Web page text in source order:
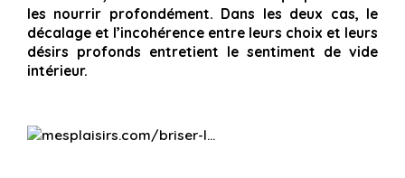
les nourrir profondément. Dans les deux cas, le
décalage et l’incohérence entre leurs choix et leurs
désirs profonds entretient le sentiment de vide
intérieur.